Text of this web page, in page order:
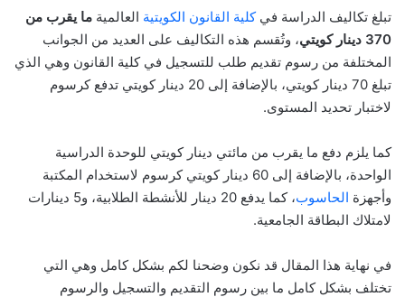
تبلغ تكاليف الدراسة فيكلية القانون الكويتية العالمية ما يقرب من
370 دينار كويتي
، وتُقسم هذه التكاليف على العديد من الجوانب
المختلفة من رسوم تقديم طلب للتسجيل في كلية القانون وهي الذي
تبلغ 70 دينار كويتي، بالإضافة إلى 20 دينار كويتي تدفع كرسوم
لاختبار تحديد المستوى.
كما يلزم دفع ما يقرب من مائتي دينار كويتي للوحدة الدراسية
الواحدة، بالإضافة إلى 60 دينار كويتي كرسوم لاستخدام المكتبة
وأجهزة الحاسوب
، كما يدفع 20 دينار للأنشطة الطلابية، و5 دينارات
لامتلاك البطاقة الجامعية.
في نهاية هذا المقال قد نكون وضحنا لكم بشكل كامل وهي التي
تختلف بشكل كامل ما بين رسوم التقديم والتسجيل والرسوم